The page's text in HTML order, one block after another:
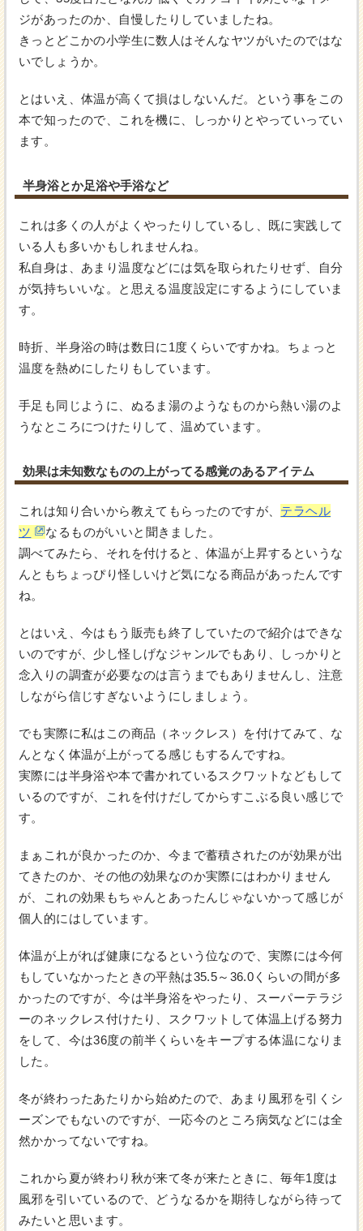
ジがあったのか、自慢したりしていましたね。
きっとどこかの小学生に数人はそんなヤツがいたのではな
いでしょうか。
とはいえ、体温が高くて損はしないんだ。という事をこの
本で知ったので、これを機に、しっかりとやっていってい
ます。
半身浴とか足浴や手浴など
これは多くの人がよくやったりしているし、既に実践して
いる人も多いかもしれませんね。
私自身は、あまり温度などには気を取られたりせず、自分
が気持ちいいな。と思える温度設定にするようにしていま
す。
時折、半身浴の時は数日に1度くらいですかね。ちょっと
温度を熱めにしたりもしています。
手足も同じように、ぬるま湯のようなものから熱い湯のよ
うなところにつけたりして、温めています。
効果は未知数なものの上がってる感覚のあるアイテム
これは知り合いから教えてもらったのですが、 テラヘル
ツ
なるものがいいと聞きました。
調べてみたら、それを付けると、体温が上昇するというな
んともちょっぴり怪しいけど気になる商品があったんです
ね。
とはいえ、今はもう販売も終了していたので紹介はできな
いのですが、少し怪しげなジャンルでもあり、しっかりと
念入りの調査が必要なのは言うまでもありませんし、注意
しながら信じすぎないようにしましょう。
でも実際に私はこの商品（ネックレス）を付けてみて、な
んとなく体温が上がってる感じもするんですね。
実際には半身浴や本で書かれているスクワットなどもして
いるのですが、これを付けだしてからすこぶる良い感じで
す。
まぁこれが良かったのか、今まで蓄積されたのが効果が出
てきたのか、その他の効果なのか実際にはわかりません
が、これの効果もちゃんとあったんじゃないかって感じが
個人的にはしています。
体温が上がれば健康になるという位なので、実際には今何
もしていなかったときの平熱は35.5～36.0くらいの間が多
かったのですが、今は半身浴をやったり、スーパーテラジ
ーのネックレス付けたり、スクワットして体温上げる努力
をして、今は36度の前半くらいをキープする体温になりま
した。
冬が終わったあたりから始めたので、あまり風邪を引くシ
ーズンでもないのですが、一応今のところ病気などには全
然かかってないですね。
これから夏が終わり秋が来て冬が来たときに、毎年1度は
風邪を引いているので、どうなるかを期待しながら待って
みたいと思います。